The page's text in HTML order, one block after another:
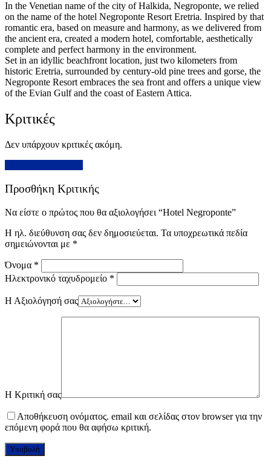
In the Venetian name of the city of Halkida, Negroponte, we relied
on the name of the hotel Negroponte Resort Eretria. Inspired by that
romantic era, based on measure and harmony, as we delivered from
the ancient era, created a modern hotel, comfortable, aesthetically
complete and perfect harmony in the environment.
Set in an idyllic beachfront location, just two kilometers from
historic Eretria, surrounded by century-old pine trees and gorse, the
Negroponte Resort embraces the sea front and offers a unique view
of the Evian Gulf and the coast of Eastern Attica.
Κριτικές
Δεν υπάρχουν κριτικές ακόμη.
Προσθήκη Κριτικής
Να είστε ο πρώτος που θα αξιολογήσει “Hotel Negroponte”
Η ηλ. διεύθυνση σας δεν δημοσιεύεται. Τα υποχρεωτικά πεδία
σημειώνονται με *
Όνομα *
Ηλεκτρονικό ταχυδρομείο *
Η Αξιολόγησή σας
Η Κριτική σας
Αποθήκευση ονόματος. email και σελίδας στον browser για την
επόμενη φορά που θα αφήσω κριτική.